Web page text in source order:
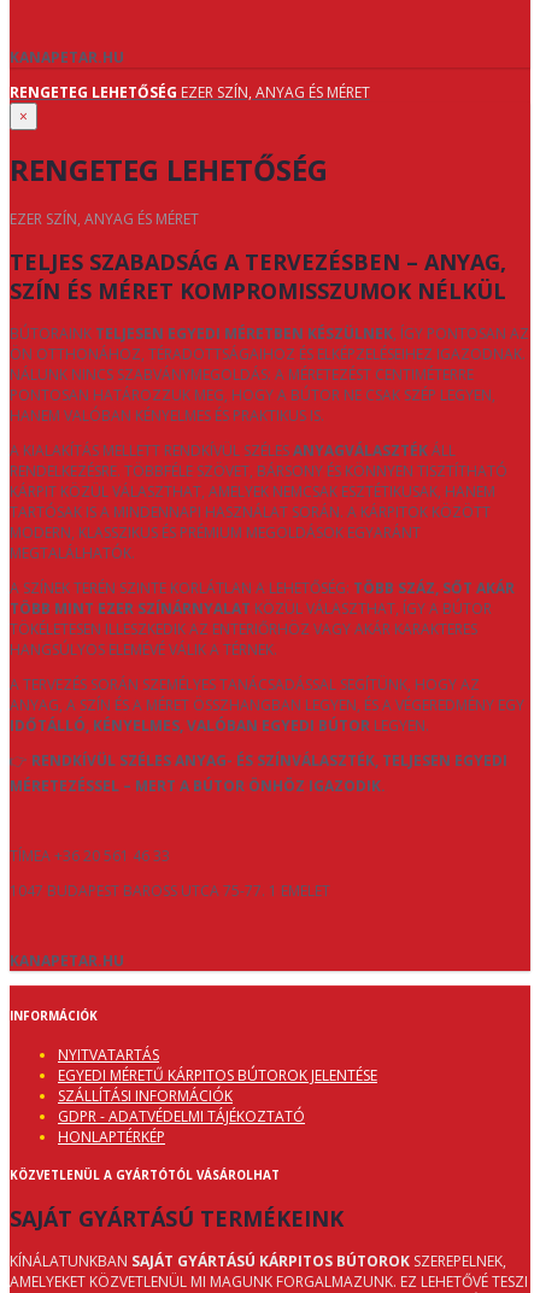
KANAPETAR.HU
RENGETEG LEHETŐSÉG EZER SZÍN, ANYAG ÉS MÉRET
×
RENGETEG LEHETŐSÉG
EZER SZÍN, ANYAG ÉS MÉRET
TELJES SZABADSÁG A TERVEZÉSBEN – ANYAG,
SZÍN ÉS MÉRET KOMPROMISSZUMOK NÉLKÜL
BÚTORAINK TELJESEN EGYEDI MÉRETBEN KÉSZÜLNEK, ÍGY PONTOSAN AZ
ÖN OTTHONÁHOZ, TÉRADOTTSÁGAIHOZ ÉS ELKÉPZELÉSEIHEZ IGAZODNAK.
NÁLUNK NINCS SZABVÁNYMEGOLDÁS: A MÉRETEZÉST CENTIMÉTERRE
PONTOSAN HATÁROZZUK MEG, HOGY A BÚTOR NE CSAK SZÉP LEGYEN,
HANEM VALÓBAN KÉNYELMES ÉS PRAKTIKUS IS.
A KIALAKÍTÁS MELLETT RENDKÍVÜL SZÉLESANYAGVÁLASZTÉKÁLL
RENDELKEZÉSRE. TÖBBFÉLE SZÖVET, BÁRSONY ÉS KÖNNYEN TISZTÍTHATÓ
KÁRPIT KÖZÜL VÁLASZTHAT, AMELYEK NEMCSAK ESZTÉTIKUSAK, HANEM
TARTÓSAK IS A MINDENNAPI HASZNÁLAT SORÁN. A KÁRPITOK KÖZÖTT
MODERN, KLASSZIKUS ÉS PRÉMIUM MEGOLDÁSOK EGYARÁNT
MEGTALÁLHATÓK.
A SZÍNEK TERÉN SZINTE KORLÁTLAN A LEHETŐSÉG: TÖBB SZÁZ, SŐT AKÁR
TÖBB MINT EZER SZÍNÁRNYALAT KÖZÜL VÁLASZTHAT, ÍGY A BÚTOR
TÖKÉLETESEN ILLESZKEDIK AZ ENTERIŐRHÖZ VAGY AKÁR KARAKTERES
HANGSÚLYOS ELEMÉVÉ VÁLIK A TÉRNEK.
A TERVEZÉS SORÁN SZEMÉLYES TANÁCSADÁSSAL SEGÍTÜNK, HOGY AZ
ANYAG, A SZÍN ÉS A MÉRET ÖSSZHANGBAN LEGYEN, ÉS A VÉGEREDMÉNY EGY
IDŐTÁLLÓ, KÉNYELMES, VALÓBAN EGYEDI BÚTOR LEGYEN.
👉 RENDKÍVÜL SZÉLES ANYAG- ÉS SZÍNVÁLASZTÉK, TELJESEN EGYEDI
MÉRETEZÉSSEL – MERT A BÚTOR ÖNHÖZ IGAZODIK.
TÍMEA +36 20 561 46 33
1047 BUDAPEST BAROSS UTCA 75-77. 1 EMELET
KANAPETAR.HU
INFORMÁCIÓK
NYITVATARTÁS
EGYEDI MÉRETŰ KÁRPITOS BÚTOROK JELENTÉSE
SZÁLLÍTÁSI INFORMÁCIÓK
GDPR - ADATVÉDELMI TÁJÉKOZTATÓ
HONLAPTÉRKÉP
KÖZVETLENÜL A GYÁRTÓTÓL VÁSÁROLHAT
SAJÁT GYÁRTÁSÚ TERMÉKEINK
KÍNÁLATUNKBAN SAJÁT GYÁRTÁSÚ KÁRPITOS BÚTOROK SZEREPELNEK,
AMELYEKET KÖZVETLENÜL MI MAGUNK FORGALMAZUNK. EZ LEHETŐVÉ TESZI